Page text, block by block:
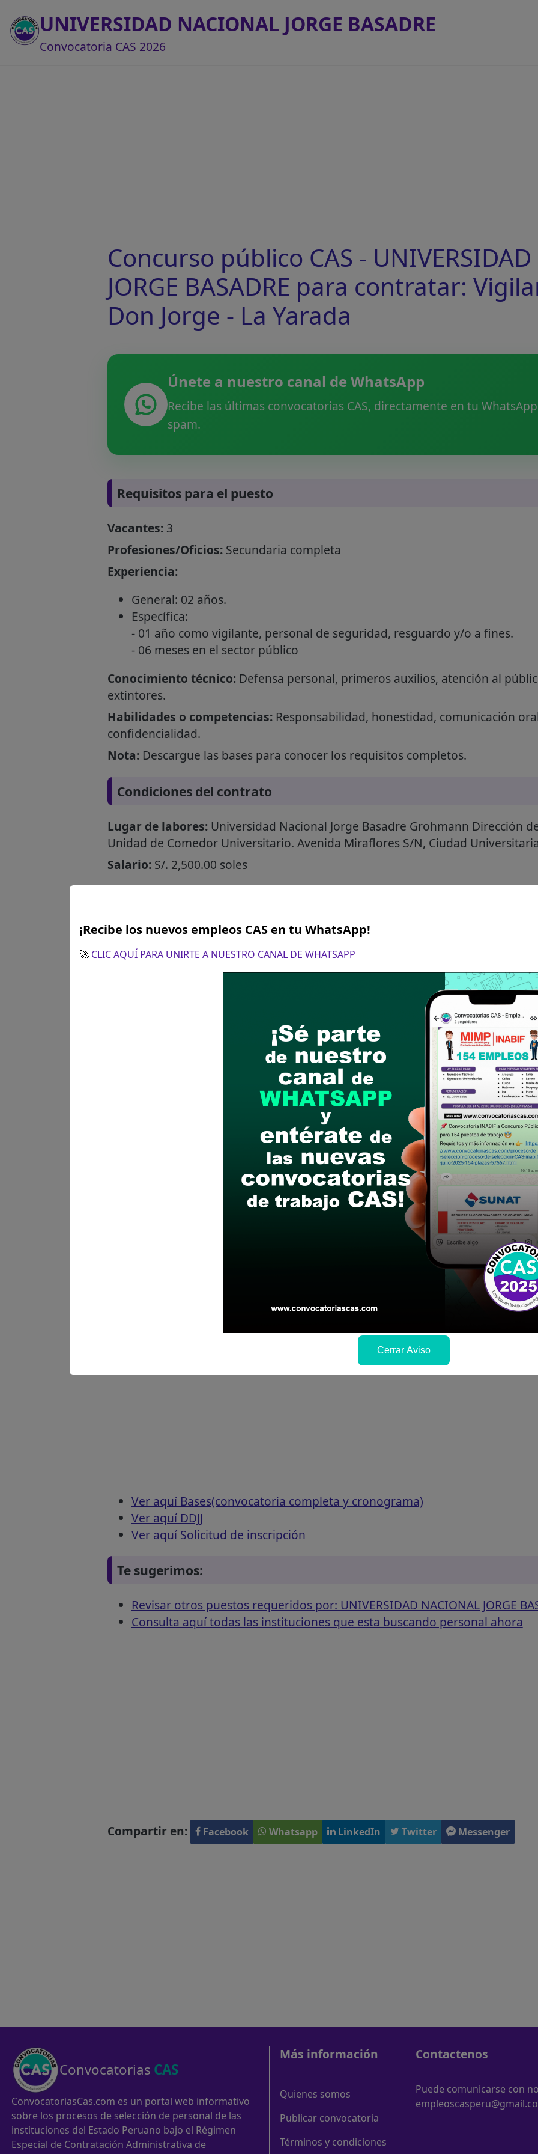
UNIVERSIDAD NACIONAL JORGE BASADRE
Convocatoria CAS 2026
Concurso público CAS -
JORGE BASADRE para contratar:
Don Jorge - La Yarada
Únete a nuestro canal de WhatsApp
Recibe las últimas convocatorias CAS, directamente en tu
spam.
Requisitos para el puesto
Vacantes:3
Profesiones/Oficios:Secundaria completa
Experiencia:
General: 02 años.
Específica:
- 01 año como vigilante, personal de seguridad, resguardo y/o a fines.
- 06 meses en el sector público
Conocimiento técnico:Defensa personal, primeros auxilios, atención al
extintores.
Habilidades o competencias:Responsabilidad, honestidad, comunicación
confidencialidad.
Nota:Descargue las bases para conocer los requisitos completos.
Condiciones del contrato
Lugar de labores:Universidad Nacional Jorge Basadre Grohmann Dirección
Unidad de Comedor Universitario. Avenida Miraflores S/N, Ciudad
Salario:S/. 2,500.00 soles
El Lunes 26 y Martes 27 de mayo de 2025
Inscripción de Postulantes, recepción de expedientes
Recomendaciones para postular
Descarga y revisa a detalle las bases del concurso público
Antes de postular, verifica si cumples con los requisitos para el puesto
Prepara tu documentación y presentalo en la fechas y por los medios que
Revisar el cronograma para conocer cuando se publicará los resultados
Ver aquí Bases(convocatoria completa y cronograma)
Ver aquí DDJJ
Ver aquí Solicitud de inscripción
Te sugerimos:
Revisar otros puestos requeridos por: UNIVERSIDAD NACIONAL JORGE
Consulta aquí todas las instituciones que esta buscando personal ahora
Compartir en: Facebook Whatsapp LinkedIn Twitter Messenger
Convocatorias CAS
ConvocatoriasCas.com es un portal web informativo
sobre los procesos de selección de personal de las
instituciones del Estado Peruano bajo el Régimen
Especial de Contratación Administrativa de
Más información
Quienes somos
Publicar convocatoria
Términos y condiciones
Contactenos
Puede comunicarse con
¡Recibe los nuevos empleos CAS en tu WhatsApp!
🚀 CLIC AQUÍ PARA UNIRTE A NUESTRO CANAL DE WHATSAPP
Cerrar Aviso